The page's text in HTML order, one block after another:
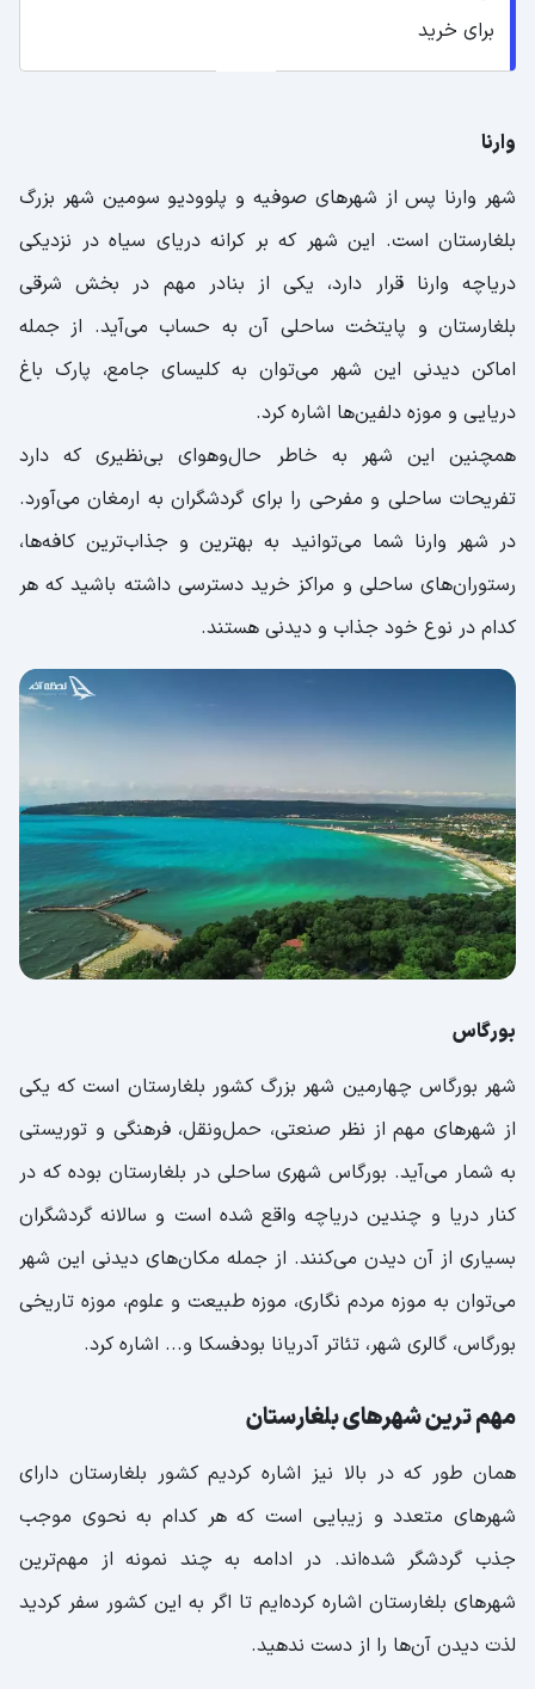
برای خرید
وارنا
شهر وارنا پس از شهرهای صوفیه و پلوودیو سومین شهر بزرگ
بلغارستان است. این شهر که بر کرانه دریای سیاه در نزدیکی
دریاچه وارنا قرار دارد، یکی از بنادر مهم در بخش شرقی
بلغارستان و پایتخت ساحلی آن به حساب می‌آید. از جمله
اماکن دیدنی این شهر می‌توان به کلیسای جامع، پارک باغ
دریایی و موزه دلفین‌ها اشاره کرد.
همچنین این شهر به خاطر حال‌وهوای بی‌نظیری که دارد
تفریحات ساحلی و مفرحی را برای گردشگران به ارمغان می‌آورد.
در شهر وارنا شما می‌توانید به بهترین و جذاب‌ترین کافه‌ها،
رستوران‌های ساحلی و مراکز خرید دسترسی داشته باشید که هر
کدام در نوع خود جذاب و دیدنی هستند.
بورگاس
شهر بورگاس چهارمین شهر بزرگ کشور بلغارستان است که یکی
از شهرهای مهم از نظر صنعتی، حمل‌ونقل، فرهنگی و توریستی
به شمار می‌آید. بورگاس شهری ساحلی در بلغارستان بوده که در
کنار دریا و چندین دریاچه واقع شده است و سالانه گردشگران
بسیاری از آن دیدن می‌کنند. از جمله مکان‌های دیدنی این شهر
می‌توان به موزه مردم نگاری، موزه طبیعت و علوم، موزه تاریخی
بورگاس، گالری شهر، تئاتر آدریانا بودفسکا و... اشاره کرد.
مهم‌ ترین شهرهای بلغارستان
همان ‌طور که در بالا نیز اشاره کردیم کشور بلغارستان دارای
شهرهای متعدد و زیبایی است که هر کدام به نحوی موجب
جذب گردشگر شده‌اند. در ادامه به چند نمونه از مهم‌ترین
شهرهای بلغارستان اشاره کرده‌ایم تا اگر به این کشور سفر کردید
لذت دیدن آن‌ها را از دست ندهید.